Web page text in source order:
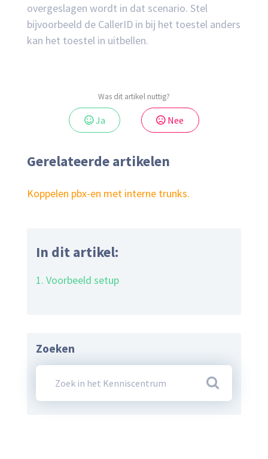
overgeslagen wordt in dat scenario. Stel
bijvoorbeeld de CallerID in bij het toestel anders
kan het toestel in uitbellen.
Was dit artikel nuttig?
Ja Nee
Gerelateerde artikelen
Koppelen pbx-en met interne trunks.
In dit artikel:
1. Voorbeeld setup
Zoeken